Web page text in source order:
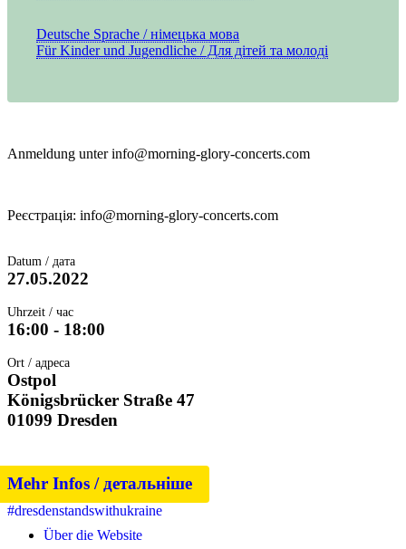
Deutsche Sprache / німецька мова
Für Kinder und Jugendliche / Для дітей та молоді
Datum / дата
27.05.2022
Uhrzeit / час
16:00 - 18:00
Ort / адреса
Ostpol
Königsbrücker Straße 47
01099 Dresden
Mehr Infos / детальніше
Anmeldung unter info@morning-glory-concerts.com
Реєстрація: info@morning-glory-concerts.com
#dresdenstandswithukraine
Über die Website